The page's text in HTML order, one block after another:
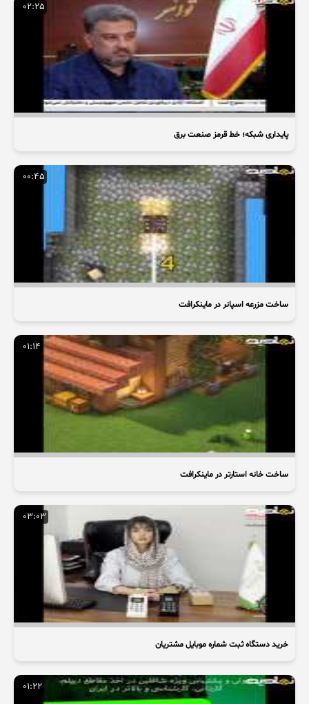
02:25
پایداری شبکه؛ خط قرمز صنعت برق
00:45
ساخت مزرعه اسپانر در ماینکرافت
01:14
ساخت خانه استارتر در ماینکرافت
03:03
خرید دستگاه ثبت شماره موبایل مشتریان
01:22